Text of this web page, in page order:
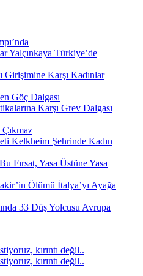
Yalçınkaya Türkiye’de
Girişimine Karşı Kadınlar
Göç Dalgası
Karşı Grev Dalgası
Kelkheim Şehrinde Kadın
Fırsat, Yasa Üstüne Yasa
Ölümü İtalya’yı Ayağa
33 Düş Yolcusu Avrupa